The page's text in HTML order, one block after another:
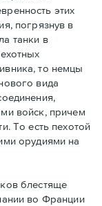
этих
погрязнув в
танки в
то немцы
вида
войск, причем
То есть пехотой
орудиями на
блестяще
во Франции